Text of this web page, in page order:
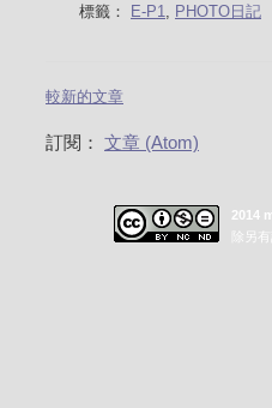
標籤： E-P1 PHOTO日記
較新的文章
訂閱： 文章 (Atom)
2014
除另